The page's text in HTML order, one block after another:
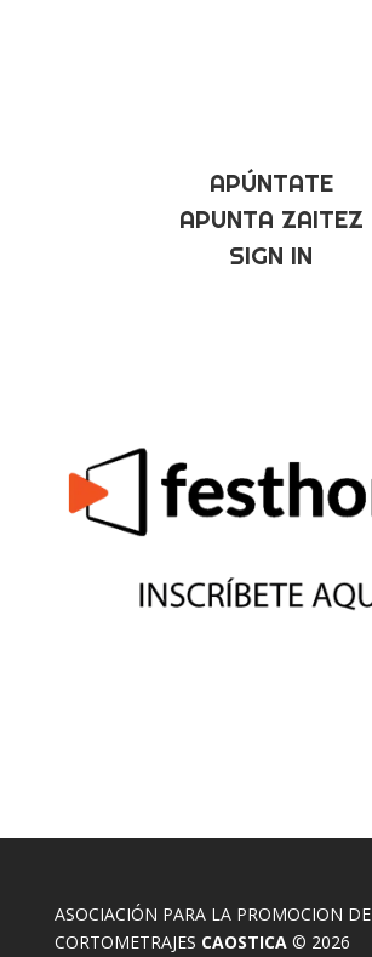
APÚNTATE
APUNTA ZAITEZ
SIGN IN
ASOCIACIÓN PARA LA PROMOCION DE
CORTOMETRAJES CAOSTICA© 2026